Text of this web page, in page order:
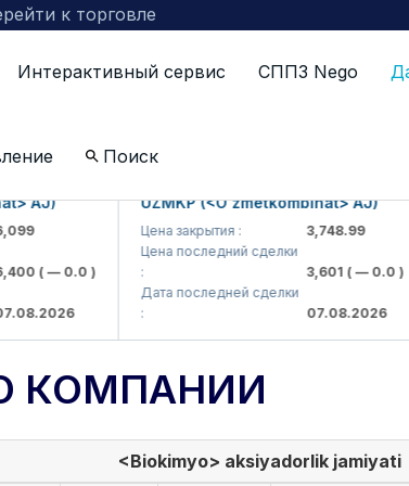
к торговле
Интерактивный сервис СППЗ Nego
Поиск
( — 0.0 )
UZMKP (<O'zmetkombinat> AJ)
Цена закрытия :
3,748.99
Цена последний сделки
3,601( — 0.0 )
Дата последней сделки
07.08.2026
КОМПАНИИ
<Biokimyo> aksiyadorlik jamiyati